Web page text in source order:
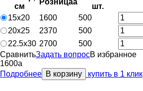
см
Розницаa
шт.
15х20
1600
500
20х25
2370
500
22.5х30 2700
500
СравнитьЗадать вопросВ избранное
1600a
Подробнее В корзину купить в 1 клик